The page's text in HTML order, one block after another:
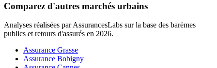
Comparez d'autres marchés urbains
Analyses réalisées par AssurancesLabs sur la base des barèmes
publics et retours d'assurés en 2026.
Assurance Grasse
Assurance Bobigny